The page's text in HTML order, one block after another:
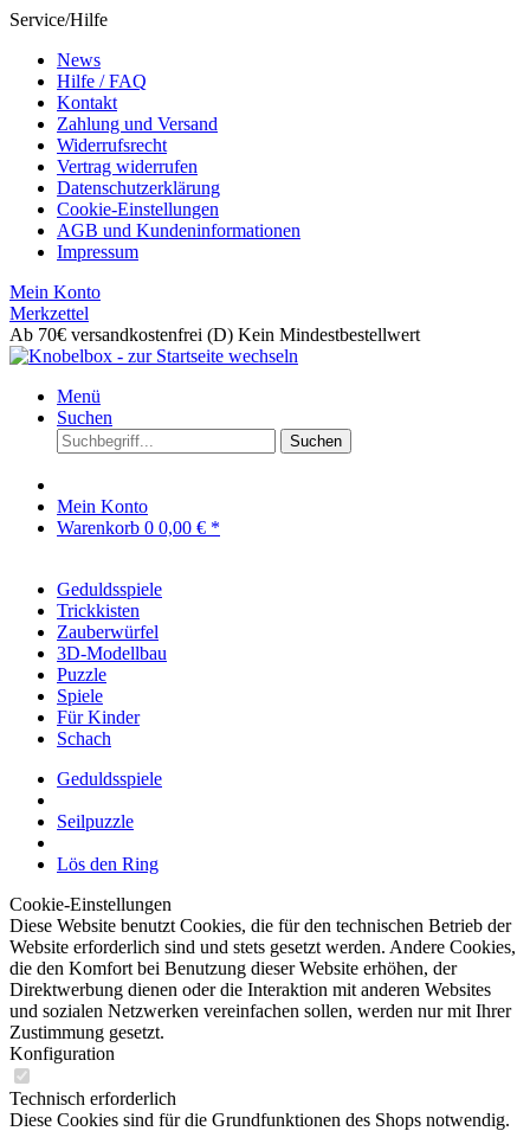
Service/Hilfe
News
Hilfe / FAQ
Kontakt
Zahlung und Versand
Widerrufsrecht
Vertrag widerrufen
Datenschutzerklärung
Cookie-Einstellungen
AGB und Kundeninformationen
Impressum
Mein Konto
Merkzettel
Ab 70€ versandkostenfrei (D) Kein Mindestbestellwert
Menü
Suchen
Suchen
Mein Konto
Warenkorb 0 0,00 € *
Geduldsspiele
Trickkisten
Zauberwürfel
3D-Modellbau
Puzzle
Spiele
Für Kinder
Schach
Geduldsspiele
Seilpuzzle
Lös den Ring
Cookie-Einstellungen
Diese Website benutzt Cookies, die für den technischen Betrieb der
Website erforderlich sind und stets gesetzt werden. Andere Cookies,
die den Komfort bei Benutzung dieser Website erhöhen, der
Direktwerbung dienen oder die Interaktion mit anderen Websites
und sozialen Netzwerken vereinfachen sollen, werden nur mit Ihrer
Zustimmung gesetzt.
Konfiguration
Technisch erforderlich
Diese Cookies sind für die Grundfunktionen des Shops notwendig.